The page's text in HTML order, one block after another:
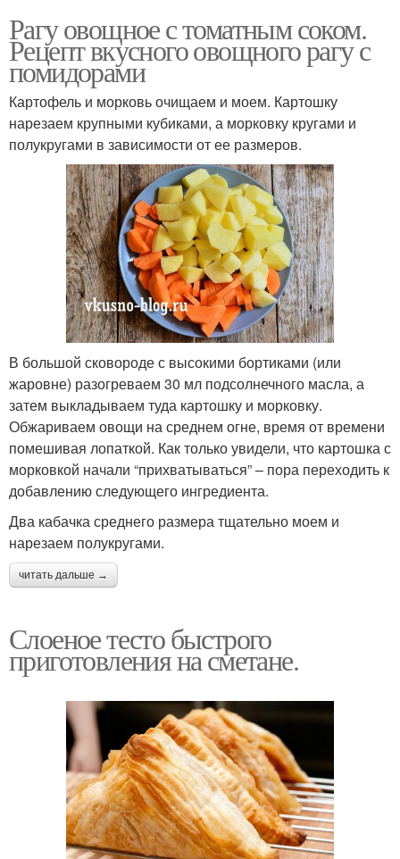
Рагу овощное с томатным соком.
Рецепт вкусного овощного рагу с
помидорами
Картофель и морковь очищаем и моем. Картошку
нарезаем крупными кубиками, а морковку кругами и
полукругами в зависимости от ее размеров.
В большой сковороде с высокими бортиками (или
жаровне) разогреваем 30 мл подсолнечного масла, а
затем выкладываем туда картошку и морковку.
Обжариваем овощи на среднем огне, время от времени
помешивая лопаткой. Как только увидели, что картошка с
морковкой начали “прихватываться” – пора переходить к
добавлению следующего ингредиента.
Два кабачка среднего размера тщательно моем и
нарезаем полукругами.
читать дальше →
Слоеное тесто быстрого
приготовления на сметане.